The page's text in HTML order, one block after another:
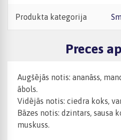
Produkta kategorija
Preces
Augšējās notis: ananāss,
ābols.
Vidējās notis: ciedra koks,
Bāzes notis: dzintars, sausa
muskuss.